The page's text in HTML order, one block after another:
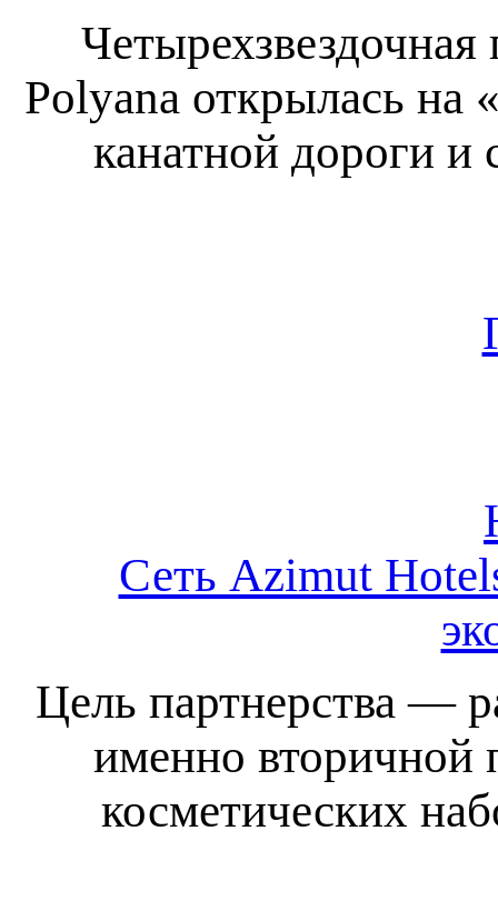
Polyana открылась на
канатной дороги и
Сеть Azimut
Цель партнерства —
именно вторичной
косметических